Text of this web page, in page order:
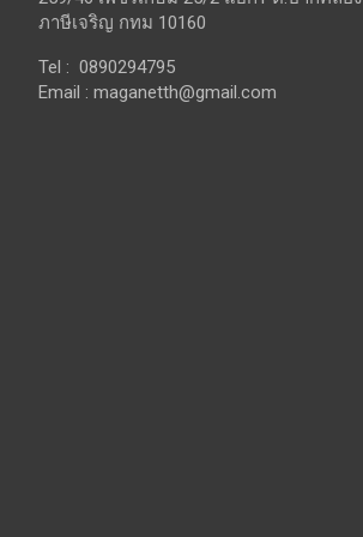
ภาษีเจริญ กทม 10160
Tel : 0890294795
Email : maganetth@gmail.com